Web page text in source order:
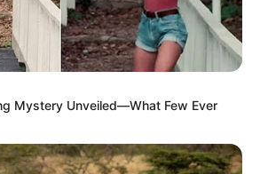
Mystery Unveiled—What Few Ever